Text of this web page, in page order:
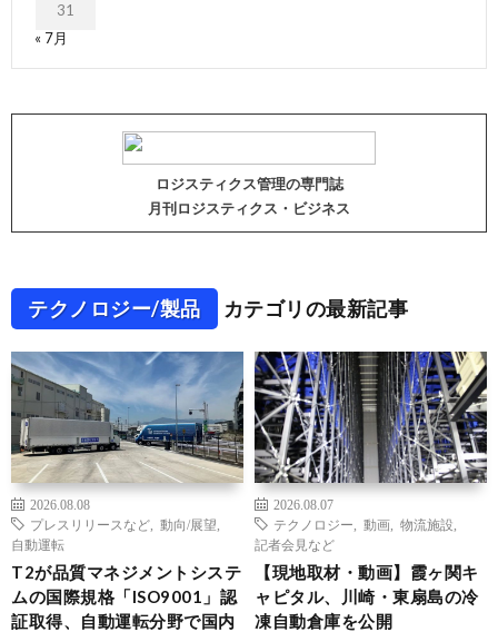
31
« 7月
ロジスティクス管理の専門誌
月刊ロジスティクス・ビジネス
テクノロジー/製品 カテゴリの最新記事
2026.08.08
プレスリリースなど
動向/展望
自動運転
T2が品質マネジメントシステ
ムの国際規格「ISO9001」認
証取得、自動運転分野で国内
2026.08.07
テクノロジー
動画 物流施設
記者会見など
【現地取材・動画】霞ヶ関キ
ャピタル、川崎・東扇島の冷
凍自動倉庫を公開